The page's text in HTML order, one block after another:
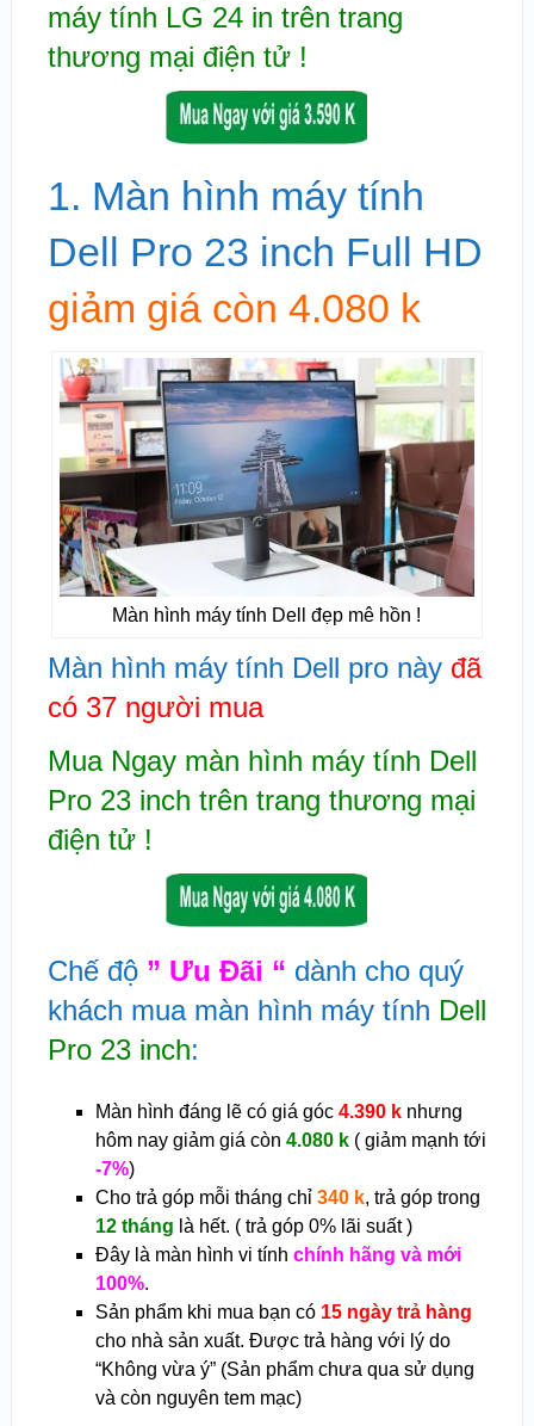
máy tính LG 24 in trên trang
thương mại điện tử !
1. Màn hình máy tính
Dell Pro 23 inch Full HD
giảm giá còn 4.080 k
Màn hình máy tính Dell đẹp mê hồn !
Màn hình máy tính Dell pro này đã
có 37 người mua
Mua Ngay màn hình máy tính Dell
Pro 23 inch trên trang thương mại
điện tử !
Chế độ ” Ưu Đãi “ dành cho quý
khách mua màn hình máy tính Dell
Pro 23 inch:
Màn hình đáng lẽ có giá góc 4.390 knhưng
hôm nay giảm giá còn 4.080 k( giảm mạnh tới
-7%)
Cho trả góp mỗi tháng chỉ 340 k, trả góp trong
12 tháng là hết. ( trả góp 0% lãi suất )
Đây là màn hình vi tính chính hãng và mới
100%.
Sản phẩm khi mua bạn có 15 ngày trả hàng
cho nhà sản xuất. Được trả hàng với lý do
“Không vừa ý” (Sản phẩm chưa qua sử dụng
và còn nguyên tem mạc)